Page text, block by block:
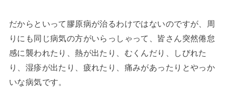
だからといって膠原病が治るわけではないのですが、周
りにも同じ病気の方がいらっしゃって、皆さん突然倦怠
感に襲われたり、熱が出たり、むくんだり、しびれた
り、湿疹が出たり、疲れたり、痛みがあったりとやっか
いな病気です。